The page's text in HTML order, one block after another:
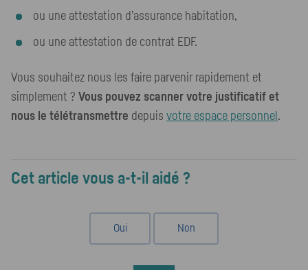
ou une attestation d’assurance habitation,
ou une attestation de contrat EDF.
Vous souhaitez nous les faire parvenir rapidement et
simplement ? Vous pouvez scanner votre justificatif et
nous le télétransmettre depuis votre espace personnel .
Cet article vous a-t-il aidé ?
Oui Non